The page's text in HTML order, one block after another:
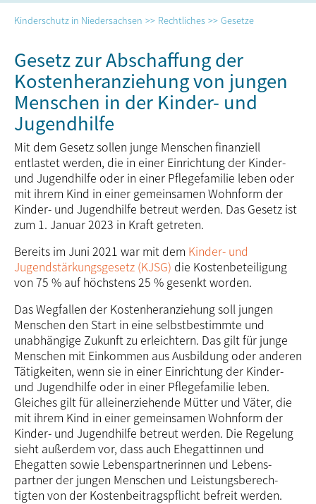
Kinderschutz in Niedersachsen Rechtliches Gesetze
Gesetz zur Abschaffung der
Kostenheranziehung von jungen
Menschen in der Kinder- und
Jugendhilfe
Mit dem Gesetz sollen junge Menschen finanziell
entlastet werden, die in einer Einrichtung der Kinder-
und Jugendhilfe oder in einer Pflegefamilie leben oder
mit ihrem Kind in einer gemein­samen Wohnform der
Kinder- und Jugendhilfe betreut werden. Das Gesetz ist
zum 1. Januar 2023 in Kraft getreten.
Bereits im Juni 2021 war mit dem Kinder- und
Jugendstärkungsgesetz (KJSG) die Kosten­beteiligung
von 75 % auf höchstens 25 % gesenkt worden.
Das Wegfallen der Kostenheranziehung soll jungen
Menschen den Start in eine selbstbestimmte und
unabhängige Zukunft zu erleichtern. Das gilt für junge
Menschen mit Einkommen aus Aus­bildung oder anderen
Tätigkeiten, wenn sie in einer Einrichtung der Kinder-
und Jugendhilfe oder in einer Pflegefamilie leben.
Gleiches gilt für alleinerziehende Mütter und Väter, die
mit ihrem Kind in einer gemeinsamen Wohnform der
Kinder- und Jugendhilfe betreut werden. Die Regelung
sieht außerdem vor, dass auch Ehegattinnen und
Ehegatten sowie Lebens­partne­rinnen und Lebens­
partner der jungen Menschen und Leistungs­berech­
tigten von der Kosten­­beitrags­pflicht befreit werden.